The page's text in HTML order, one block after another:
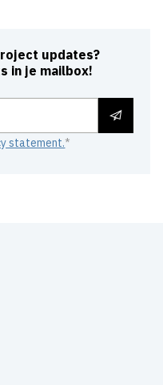
updates?
in je mailbox!
statement.